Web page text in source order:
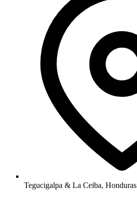
Tegucigalpa & La Ceiba, Honduras